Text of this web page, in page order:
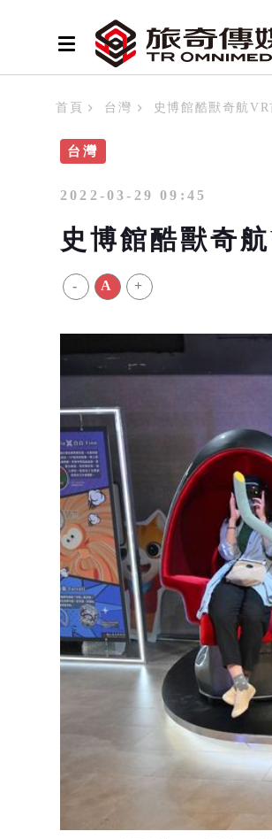
首頁 台灣 史博館酷獸奇航
台灣
2022-03-29 09:45
史博館酷獸奇
- A +